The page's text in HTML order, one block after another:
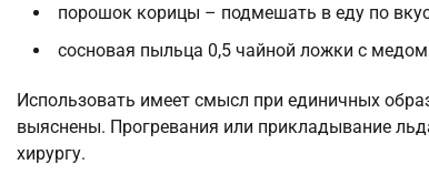
порошок корицы – подмешать в еду по
сосновая пыльца 0,5 чайной ложки с
Использовать имеет смысл при единичных
выяснены. Прогревания или прикладывание
хирургу.